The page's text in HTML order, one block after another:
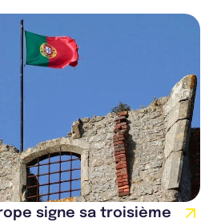
signe sa troisième